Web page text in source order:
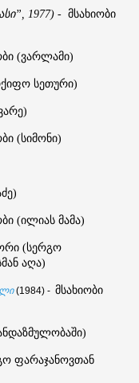
”, 1977) - მსახიობი
(ვარლამი)
სეთური)
)
(სიმონი)
)
(ილიას მამა)
(სერგო
აღა)
(1984) - მსახიობი
)
ფარაჯანოვთან